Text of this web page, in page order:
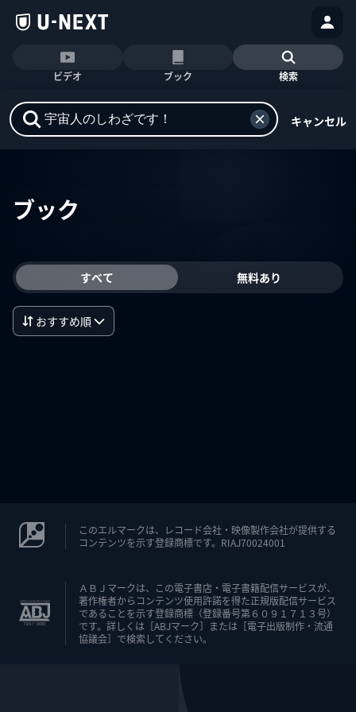
ビデオ ブック 検索
キャンセル
ブック
すべて 無料あり
おすすめ順
このエルマークは、レコード会社・映像製作会社が提供する
コンテンツを示す登録商標です。RIAJ70024001
ＡＢＪマークは、この電子書店・電子書籍配信サービスが、
著作権者からコンテンツ使用許諾を得た正規版配信サービス
であることを示す登録商標（登録番号第６０９１７１３号）
です。詳しくは［ABJマーク］または［電子出版制作・流通
協議会］で検索してください。